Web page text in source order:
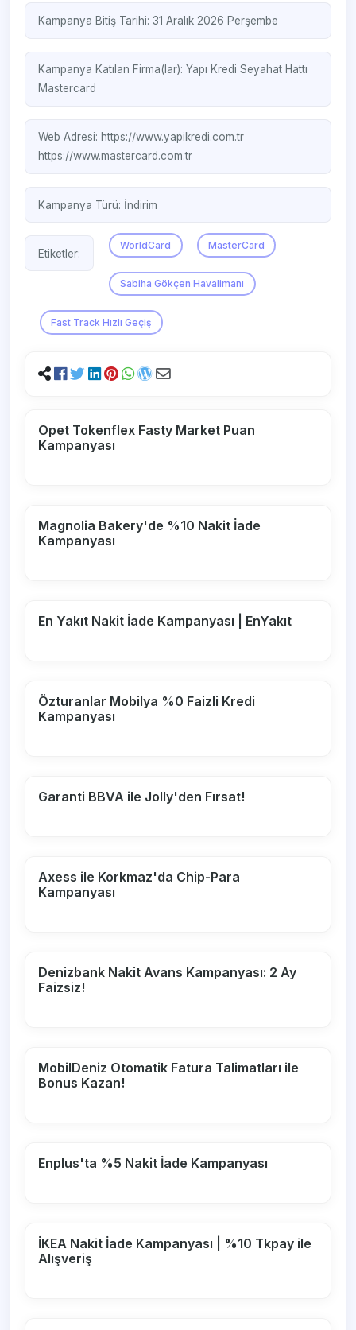
Kampanya Bitiş Tarihi: 31 Aralık 2026 Perşembe
Kampanya Katılan Firma(lar):Yapı Kredi Seyahat Hattı
Mastercard
Web Adresi: https://www.yapikredi.com.tr
https://www.mastercard.com.tr
Kampanya Türü: İndirim
Etiketler:
WorldCard MasterCard
Sabiha Gökçen Havalimanı
Fast Track Hızlı Geçiş
Opet Tokenflex Fasty Market Puan
Kampanyası
Magnolia Bakery'de %10 Nakit İade
Kampanyası
En Yakıt Nakit İade Kampanyası | EnYakıt
Özturanlar Mobilya %0 Faizli Kredi
Kampanyası
Garanti BBVA ile Jolly'den Fırsat!
Axess ile Korkmaz'da Chip-Para
Kampanyası
Denizbank Nakit Avans Kampanyası: 2 Ay
Faizsiz!
MobilDeniz Otomatik Fatura Talimatları ile
Bonus Kazan!
Enplus'ta %5 Nakit İade Kampanyası
İKEA Nakit İade Kampanyası | %10 Tkpay ile
Alışveriş